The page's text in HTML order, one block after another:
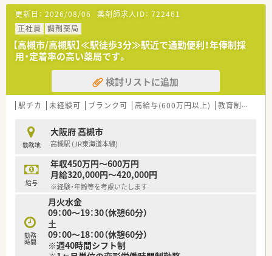
【募集背景と求める人物像について】
■近隣医療機関からの処方箋増加に伴う体制強化のための急募
であり、周囲と協力しながら円滑に業務を進められる方を求めて
います。
■実績やスキルも大切ですが何よりもお人柄を重視しており、患
者様に対して素直な気持ちで誠実に接することができる方を歓
迎します。
■30代前半までの未経験の方や新卒の方も積極的に採用してお
り、新しい環境で一から成長したいという意欲のある方を募集し
ます。
【法人特徴について】
■大阪を中心に近畿圏で約90店舗を展開している地元密着型の
チェーンで、2025年からは大手グループの一員として安定して
います。
■クリニック門前や医療モールへの出店をメインとしており、地
域住民の方々の健康を支える「かかりつけ薬局」を目指していま
す。
■職員一人一人の生活背景を大切にする社風が根付いており、無
理な異動や厳しいノルマが課せられることもなく定着率が高い
です。
更新日： 2026/08/06 薬剤師求人ID： 722461
正社員
調剤薬局
【高槻市/高槻駅】≪駅徒歩3分≫駅近で通勤便利！年俸制採
用・定着率の高い薬局です。
検討リストに追加
駅チカ 未経験可 ブランク可 高給与(600万円以上) 教育制度あり
勤務地
大阪府 高槻市
高槻駅 (JR東海道本線)
給与
年収450万円～600万円
月給320,000円～420,000円
※経験・年齢等を考慮いたします
勤務
時間
月火水金
09：00～19：30（休憩60分）
土
09：00～18：00（休憩60分）
※週40時間シフト制